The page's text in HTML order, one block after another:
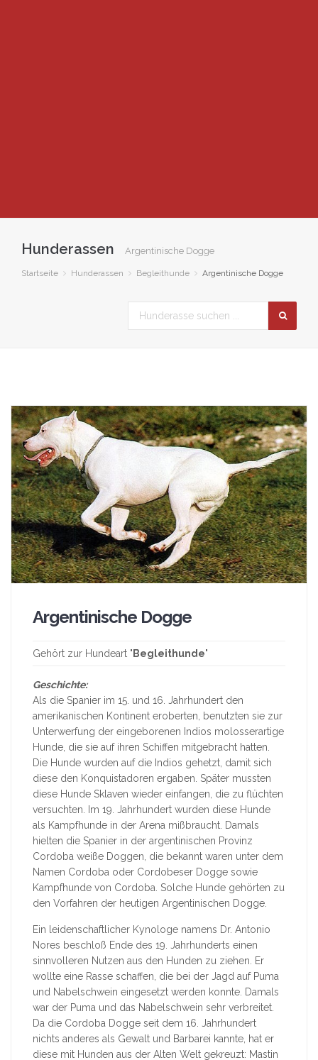
Hunderassen Argentinische Dogge
Startseite Hunderassen Begleithunde Argentinische Dogge
Argentinische Dogge
Gehört zur Hundeart " Begleithunde"
Geschichte:
Als die Spanier im 15. und 16. Jahrhundert den
amerikanischen Kontinent eroberten, benutzten sie zur
Unterwerfung der eingeborenen Indios molosserartige
Hunde, die sie auf ihren Schiffen mitgebracht hatten.
Die Hunde wurden auf die Indios gehetzt, damit sich
diese den Konquistadoren ergaben. Später mussten
diese Hunde Sklaven wieder einfangen, die zu flüchten
versuchten. Im 19. Jahrhundert wurden diese Hunde
als Kampfhunde in der Arena mißbraucht. Damals
hielten die Spanier in der argentinischen Provinz
Cordoba weiße Doggen, die bekannt waren unter dem
Namen Cordoba oder Cordobeser Dogge sowie
Kampfhunde von Cordoba. Solche Hunde gehörten zu
den Vorfahren der heutigen Argentinischen Dogge.
Ein leidenschaftlicher Kynologe namens Dr. Antonio
Nores beschloß Ende des 19. Jahrhunderts einen
sinnvolleren Nutzen aus den Hunden zu ziehen. Er
wollte eine Rasse schaffen, die bei der Jagd auf Puma
und Nabelschwein eingesetzt werden konnte. Damals
war der Puma und das Nabelschwein sehr verbreitet.
Da die Cordoba Dogge seit dem 16. Jahrhundert
nichts anderes als Gewalt und Barbarei kannte, hat er
diese mit Hunden aus der Alten Welt gekreuzt: Mastin